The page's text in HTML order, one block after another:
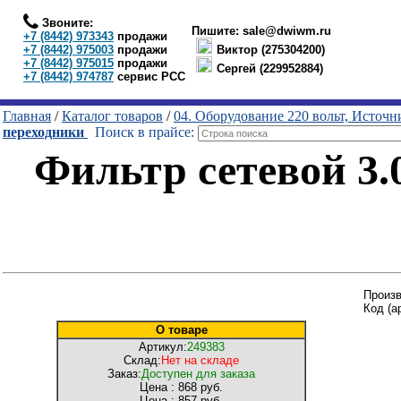
Звоните:
+7 (8442) 973343 продажи
+7 (8442) 975003 продажи
+7 (8442) 975015 продажи
+7 (8442) 974787 сервис РСС
Пишите: sale@dwiwm.ru
Виктор (275304200)
Сергей (229952884)
Главная /Каталог товаров /04. Оборудование 220 вольт,
переходники
Поиск в прайсе:
Фильтр сетевой
О товаре
Артикул:249383
Склад: Нет на складе
Заказ:Доступен для заказа
Цена : 868 руб.
Код